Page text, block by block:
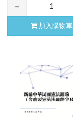
加入購物車